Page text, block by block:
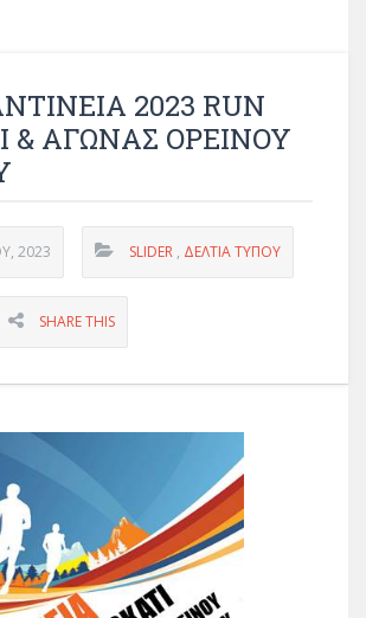
2023 RUN
& ΑΓΩΝΑΣ ΟΡΕΙΝΟΥ
2023 SLIDER , ΔΕΛΤΊΑ ΤΎΠΟΥ
SHARE THIS